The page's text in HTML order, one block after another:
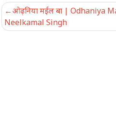
Post
navigation
ओढ़निया मईल बा | Odhaniya
Neelkamal Singh